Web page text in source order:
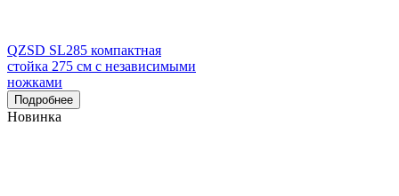
QZSD SL285 компактная
стойка 275 см с независимыми
ножками
Подробнее
Новинка